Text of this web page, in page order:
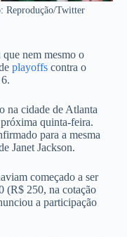
Reprodução/Twitter
nem mesmo o
playoffs contra o
na cidade de Atlanta
quinta-feira.
para a mesma
Janet Jackson.
começado a ser
(R$ 250, na cotação
a participação